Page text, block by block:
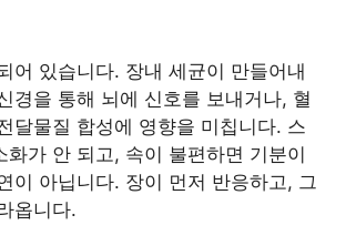
어 있습니다. 장내 세균이 만들어내
경을 통해 뇌에 신호를 보내거나, 혈
달물질 합성에 영향을 미칩니다. 스
화가 안 되고, 속이 불편하면 기분이
이 아닙니다. 장이 먼저 반응하고, 그
옵니다.